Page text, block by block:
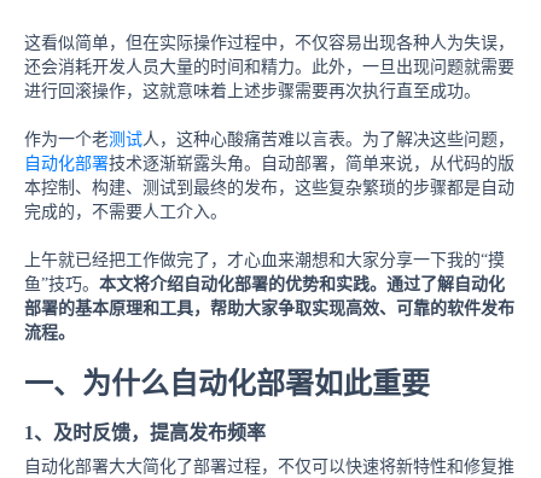
这看似简单，但在实际操作过程中，不仅容易出现各种人为失误，
还会消耗开发人员大量的时间和精力。此外，一旦出现问题就需要
进行回滚操作，这就意味着上述步骤需要再次执行直至成功。
作为一个老测试人，这种心酸痛苦难以言表。 为了解决这些问题，
自动化部署技术逐渐崭露头角。自动部署，简单来说，从代码的版
本控制、构建、测试到最终的发布，这些复杂繁琐的步骤都是自动
完成的，不需要人工介入。
上午就已经把工作做完了，才心血来潮想和大家分享一下我的“摸
鱼”技巧。 本文将介绍自动化部署的优势和实践。通过了解自动化
部署的基本原理和工具，帮助大家争取实现高效、可靠的软件发布
流程。
一、为什么自动化部署如此重要
1、及时反馈，提高发布频率
自动化部署大大简化了部署过程，不仅可以快速将新特性和修复推